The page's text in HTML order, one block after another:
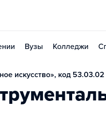
Вузы Колледжи
искусство», код 53.03.02